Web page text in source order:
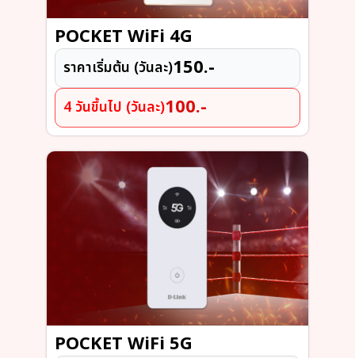
POCKET WiFi 4G
ราคาเริ่มต้น (วันละ)150.-
4 วันขึ้นไป (วันละ)100.-
POCKET WiFi 5G